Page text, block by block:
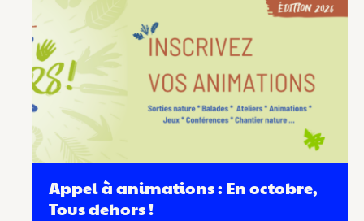
Appel à animations : En octobre,
Tous dehors !